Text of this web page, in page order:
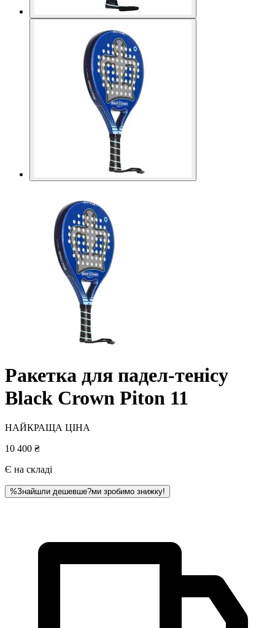
Ракетка для падел-тенісу
Black Crown Piton 11
НАЙКРАЩА ЦІНА
10 400 ₴
Є на складі
%Знайшли дешевше?ми зробимо знижку!